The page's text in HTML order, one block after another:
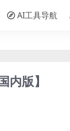
AI工具导航
内版】